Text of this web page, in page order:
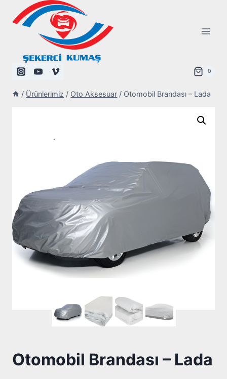
0
/ Ürünlerimiz / Oto Aksesuar / Otomobil Brandası – Lada
Otomobil Brandası – Lada